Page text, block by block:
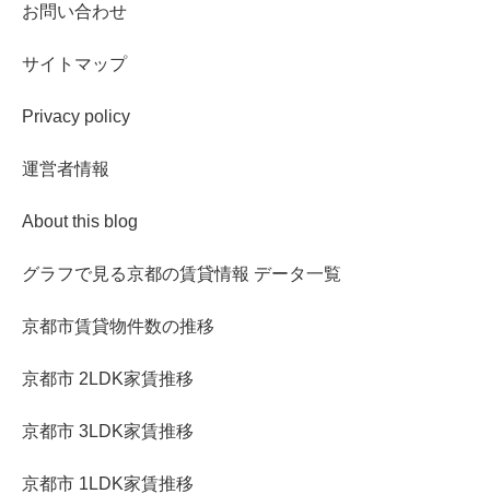
お問い合わせ
サイトマップ
Privacy policy
運営者情報
About this blog
グラフで見る京都の賃貸情報 データ一覧
京都市賃貸物件数の推移
京都市 2LDK家賃推移
京都市 3LDK家賃推移
京都市 1LDK家賃推移